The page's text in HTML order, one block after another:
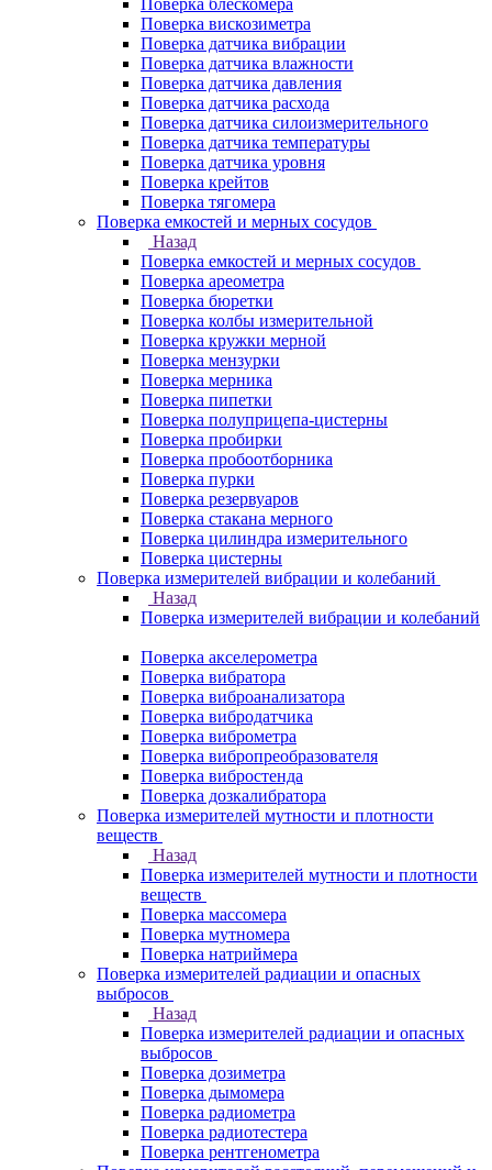
Поверка блескомера
Поверка вискозиметра
Поверка датчика вибрации
Поверка датчика влажности
Поверка датчика давления
Поверка датчика расхода
Поверка датчика силоизмерительного
Поверка датчика температуры
Поверка датчика уровня
Поверка крейтов
Поверка тягомера
Поверка емкостей и мерных сосудов
Назад
Поверка емкостей и мерных сосудов
Поверка ареометра
Поверка бюретки
Поверка колбы измерительной
Поверка кружки мерной
Поверка мензурки
Поверка мерника
Поверка пипетки
Поверка полуприцепа-цистерны
Поверка пробирки
Поверка пробоотборника
Поверка пурки
Поверка резервуаров
Поверка стакана мерного
Поверка цилиндра измерительного
Поверка цистерны
Поверка измерителей вибрации и колебаний
Назад
Поверка измерителей вибрации и колебаний
Поверка акселерометра
Поверка вибратора
Поверка виброанализатора
Поверка вибродатчика
Поверка виброметра
Поверка вибропреобразователя
Поверка вибростенда
Поверка дозкалибратора
Поверка измерителей мутности и плотности
веществ
Назад
Поверка измерителей мутности и плотности
веществ
Поверка массомера
Поверка мутномера
Поверка натриймера
Поверка измерителей радиации и опасных
выбросов
Назад
Поверка измерителей радиации и опасных
выбросов
Поверка дозиметра
Поверка дымомера
Поверка радиометра
Поверка радиотестера
Поверка рентгенометра